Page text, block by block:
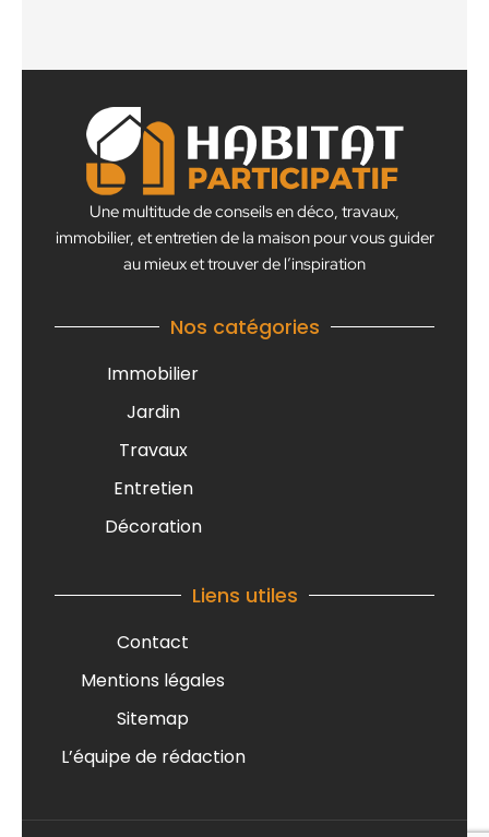
Une multitude de conseils en déco, travaux,
immobilier, et entretien de la maison pour vous guider
au mieux et trouver de l’inspiration
Nos catégories
Immobilier
Jardin
Travaux
Entretien
Décoration
Liens utiles
Contact
Mentions légales
Sitemap
L’équipe de rédaction